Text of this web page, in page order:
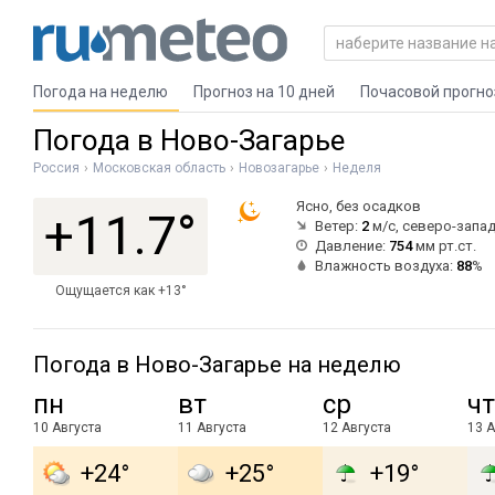
Погода на неделю Прогноз на 10 дней Почасовой
Погода в Ново-Загарье
Россия Московская область Новозагарье Неделя
+11.7°
Ощущается как +13°
Ясно, без осадков
Ветер: 2 м/с, северо-
Давление: 754мм рт.ст.
Влажность воздуха: 88%
Погода в Ново-Загарье на неделю
пн
10 Августа
+24°
вт
11 Августа
+25°
ср
12 Августа
+19°
чт
13